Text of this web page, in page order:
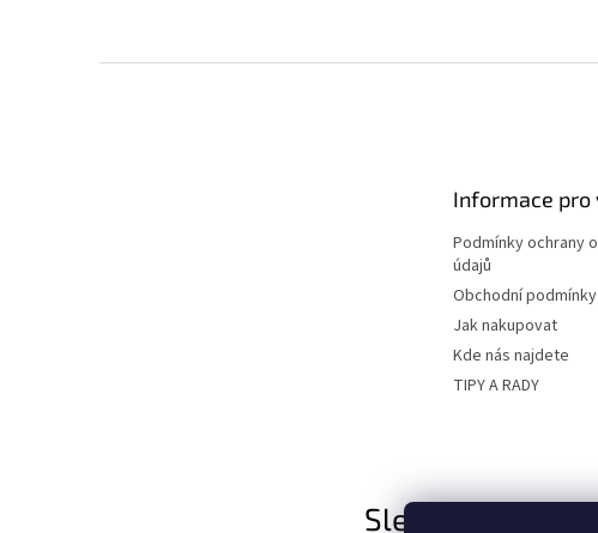
Informace pro
Podmínky ochrany
údajů
Obchodní podmínky
Jak nakupovat
Kde nás najdete
TIPY A RADY
Sledujte nás na